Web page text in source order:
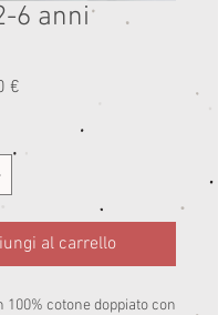
6 anni
€
al carrello
cotone doppiato con